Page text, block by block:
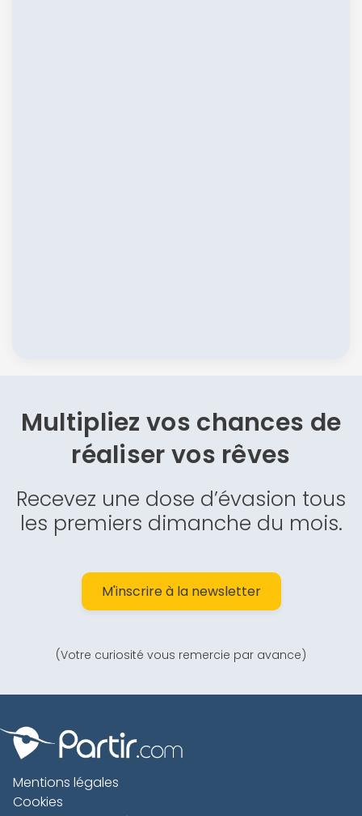
Multipliez vos chances de
réaliser vos rêves
Recevez une dose d’évasion tous
les premiers dimanche du mois.
M'inscrire à la newsletter
(Votre curiosité vous remercie par avance)
Mentions légales
Cookies